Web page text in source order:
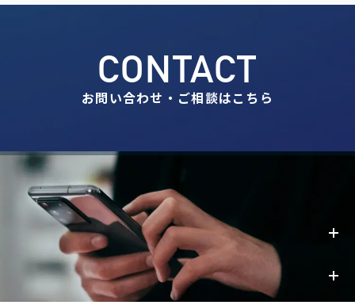
CONTACT
お問い合わせ・ご相談はこちら
事業内容
お知らせ